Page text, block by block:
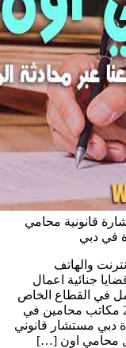
قانونية محامي
في دبي
ساعة عبر الإنترنت والهاتف
جنائية اعمال
في القطاع الخاص
محامين في ابوظبي قانون وزارة العمل 2016 مكاتب محامين في
دبي مستشار قانوني